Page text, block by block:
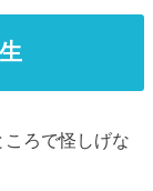
ろで怪しげな